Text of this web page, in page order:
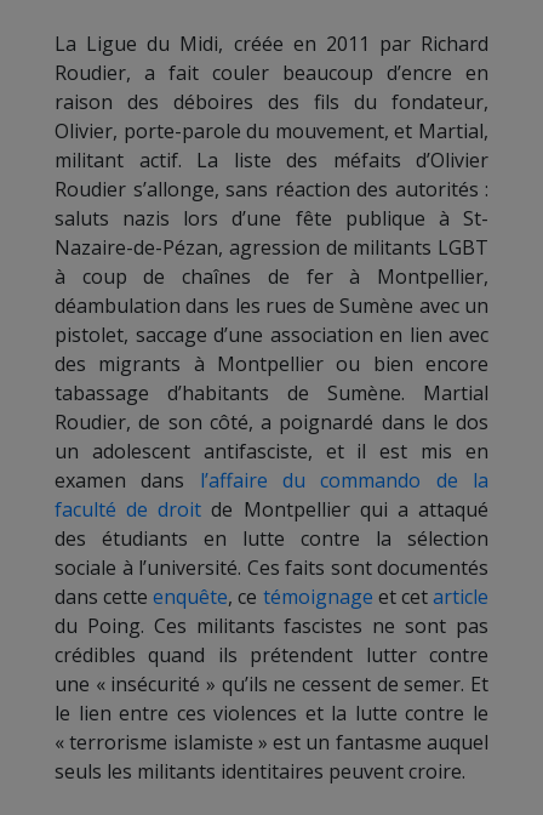
La Ligue du Midi, créée en 2011 par Richard
Roudier, a fait couler beaucoup d’encre en
raison des déboires des fils du fondateur,
Olivier, porte-parole du mouvement, et Martial,
militant actif. La liste des méfaits d’Olivier
Roudier s’allonge, sans réaction des autorités :
saluts nazis lors d’une fête publique à St-
Nazaire-de-Pézan, agression de militants LGBT
à coup de chaînes de fer à Montpellier,
déambulation dans les rues de Sumène avec un
pistolet, saccage d’une association en lien avec
des migrants à Montpellier ou bien encore
tabassage d’habitants de Sumène. Martial
Roudier, de son côté, a poignardé dans le dos
un adolescent antifasciste, et il est mis en
examen dans l’affaire du commando de la
faculté de droit de Montpellier qui a attaqué
des étudiants en lutte contre la sélection
sociale à l’université. Ces faits sont documentés
dans cetteenquête, ce témoignage et cetarticle
du Poing. Ces militants fascistes ne sont pas
crédibles quand ils prétendent lutter contre
une « insécurité » qu’ils ne cessent de semer. Et
le lien entre ces violences et la lutte contre le
« terrorisme islamiste » est un fantasme auquel
seuls les militants identitaires peuvent croire.